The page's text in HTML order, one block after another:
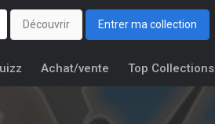
Découvrir Entrer ma collection
Achat/vente Top Collections